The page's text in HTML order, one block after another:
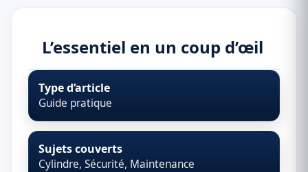
L’essentiel en un coup d’œil
Type d’article
Guide pratique
Sujets couverts
Cylindre, Sécurité, Maintenance